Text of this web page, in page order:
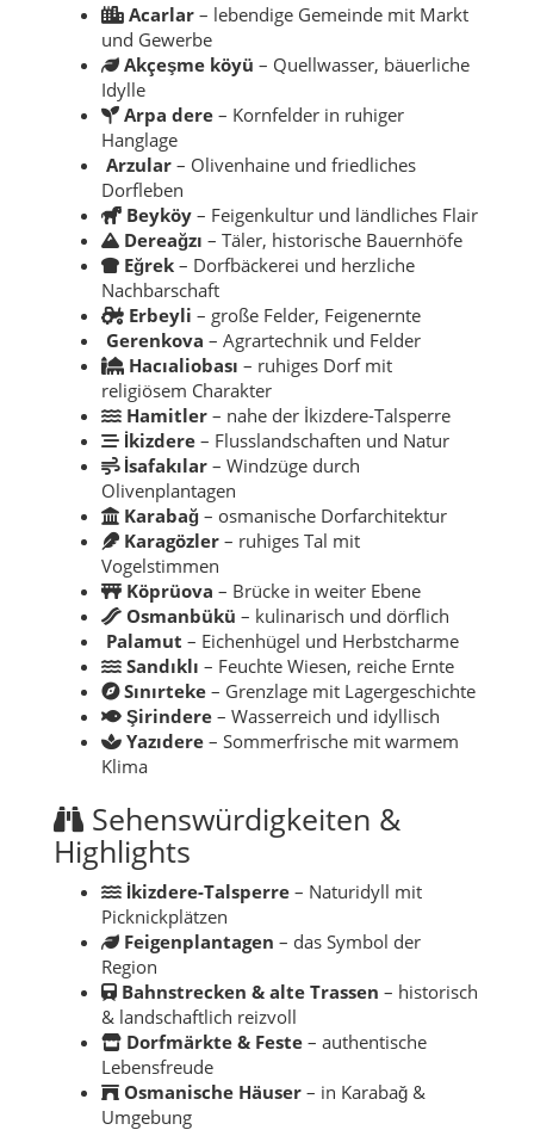
Acarlar – lebendige Gemeinde mit Markt
und Gewerbe
Akçeşme köyü – Quellwasser, bäuerliche
Idylle
Arpa dere – Kornfelder in ruhiger
Hanglage
Arzular – Olivenhaine und friedliches
Dorfleben
Beyköy – Feigenkultur und ländliches Flair
Dereağzı – Täler, historische Bauernhöfe
Eğrek – Dorfbäckerei und herzliche
Nachbarschaft
Erbeyli – große Felder, Feigenernte
Gerenkova – Agrartechnik und Felder
Hacıaliobası – ruhiges Dorf mit
religiösem Charakter
Hamitler – nahe der İkizdere-Talsperre
İkizdere – Flusslandschaften und Natur
İsafakılar – Windzüge durch
Olivenplantagen
Karabağ – osmanische Dorfarchitektur
Karagözler – ruhiges Tal mit
Vogelstimmen
Köprüova – Brücke in weiter Ebene
Osmanbükü – kulinarisch und dörflich
Palamut – Eichenhügel und Herbstcharme
Sandıklı – Feuchte Wiesen, reiche Ernte
Sınırteke – Grenzlage mit Lagergeschichte
Şirindere – Wasserreich und idyllisch
Yazıdere – Sommerfrische mit warmem
Klima
Sehenswürdigkeiten &
Highlights
İkizdere-Talsperre – Naturidyll mit
Picknickplätzen
Feigenplantagen – das Symbol der
Region
Bahnstrecken & alte Trassen – historisch
& landschaftlich reizvoll
Dorfmärkte & Feste – authentische
Lebensfreude
Osmanische Häuser – in Karabağ &
Umgebung